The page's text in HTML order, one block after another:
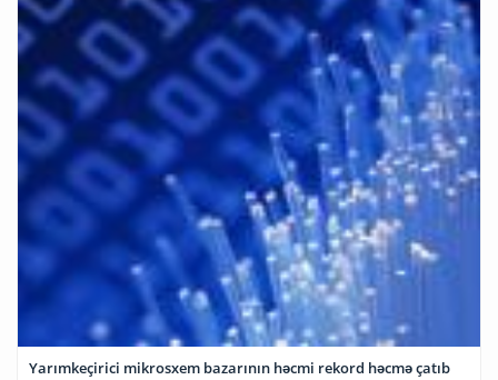
Yarımkeçirici mikrosxem bazarının həcmi rekord həcmə çatıb